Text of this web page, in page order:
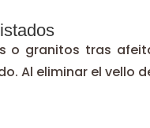
o granitos tras
Al eliminar el vello